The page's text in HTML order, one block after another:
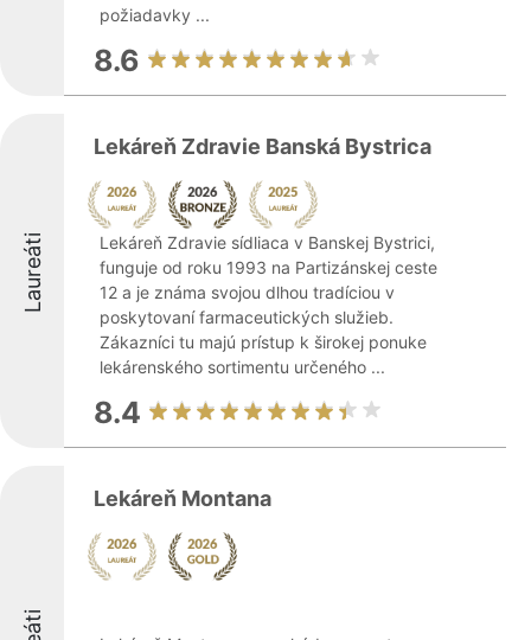
požiadavky ...
8.6
Laureáti
Lekáreň Zdravie Banská Bystrica
Lekáreň Zdravie sídliaca v Banskej Bystrici,
funguje od roku 1993 na Partizánskej ceste
12 a je známa svojou dlhou tradíciou v
poskytovaní farmaceutických služieb.
Zákazníci tu majú prístup k širokej ponuke
lekárenského sortimentu určeného ...
8.4
Lekáreň Montana